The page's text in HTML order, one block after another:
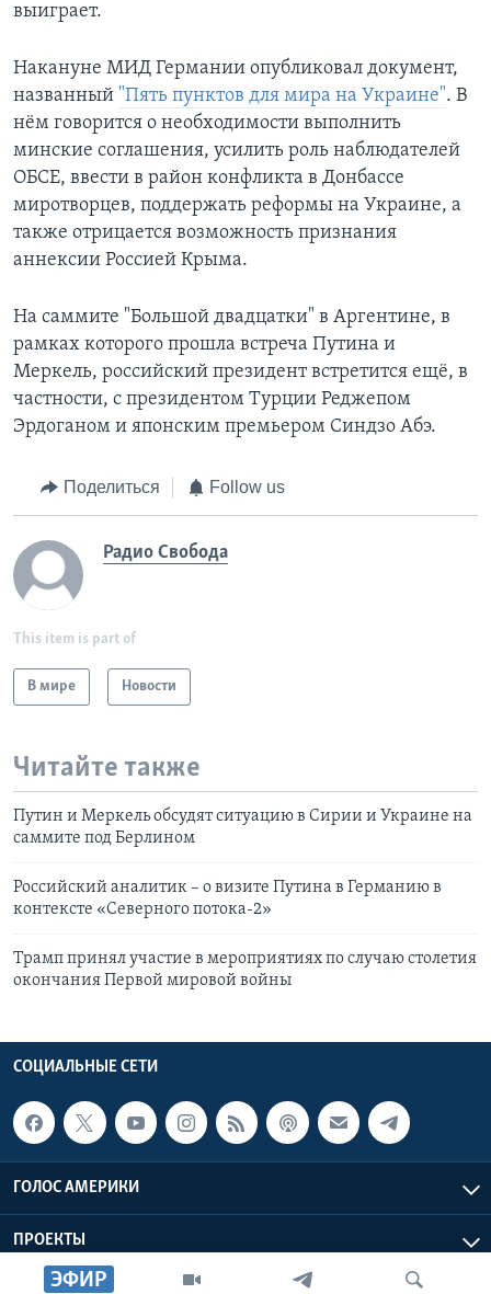
ЭФИР
выиграет.
Накануне МИД Германии опубликовал документ,
названный "Пять пунктов для мира на Украине". В
нём говорится о необходимости выполнить
минские соглашения, усилить роль наблюдателей
ОБСЕ, ввести в район конфликта в Донбассе
миротворцев, поддержать реформы на Украине, а
также отрицается возможность признания
аннексии Россией Крыма.
На саммите "Большой двадцатки" в Аргентине, в
рамках которого прошла встреча Путина и
Меркель, российский президент встретится ещё, в
частности, с президентом Турции Реджепом
Эрдоганом и японским премьером Синдзо Абэ.
Поделиться Follow us
Радио Свобода
This item is part of
В мире Новости
Читайте также
Путин и Меркель обсудят ситуацию в Сирии и Украине на
саммите под Берлином
Российский аналитик – о визите Путина в Германию в
контексте «Северного потока-2»
Трамп принял участие в мероприятиях по случаю столетия
окончания Первой мировой войны
СОЦИАЛЬНЫЕ СЕТИ
ГОЛОС АМЕРИКИ
ПРОЕКТЫ